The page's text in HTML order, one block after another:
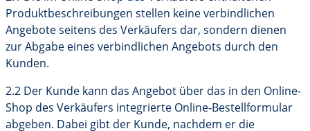
Produktbeschreibungen stellen keine verbindlichen
Angebote seitens des Verkäufers dar, sondern dienen
zur Abgabe eines verbindlichen Angebots durch den
Kunden.
2.2 Der Kunde kann das Angebot über das in den Online-
Shop des Verkäufers integrierte Online-Bestellformular
abgeben. Dabei gibt der Kunde, nachdem er die